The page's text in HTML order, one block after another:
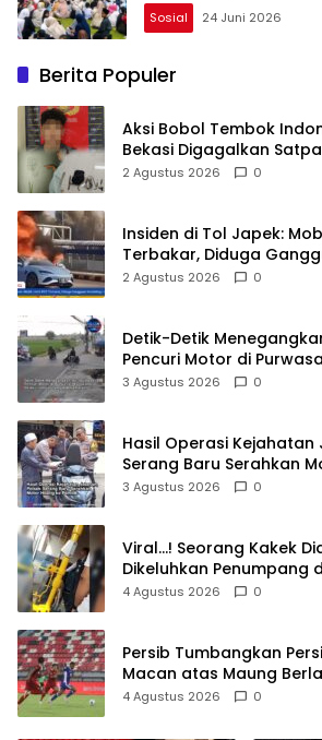
Sosial 24 Juni 2026
Berita Populer
Aksi Bobol Tembok
Bekasi Digagalkan
Pelaku Diamankan
2 Agustus 2026 0
Insiden di Tol Japek:
Terbakar, Diduga
Listrik
2 Agustus 2026 0
Detik-Detik
Pencuri Motor di
Pelaku Lolos di Tengah
3 Agustus 2026 0
Hasil Operasi Kejahatan
Serang Baru Serahkan
Pemilik
3 Agustus 2026 0
Viral…! Seorang Kakek
Dikeluhkan Penumpang
TransJakarta Karena
4 Agustus 2026 0
Persib Tumbangkan
Macan atas Maung
4 Agustus 2026 0